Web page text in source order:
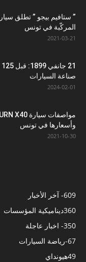
المركّبة في تونس
2021-03-21
صناعة السيارات
2024-02-01
وأسعارها في تونس
2021-10-30
- آخر الأخبار609
ديناميكية المؤسسات360
- اخبار عاجلة350
-رياضة السيارات67
هيونداي49